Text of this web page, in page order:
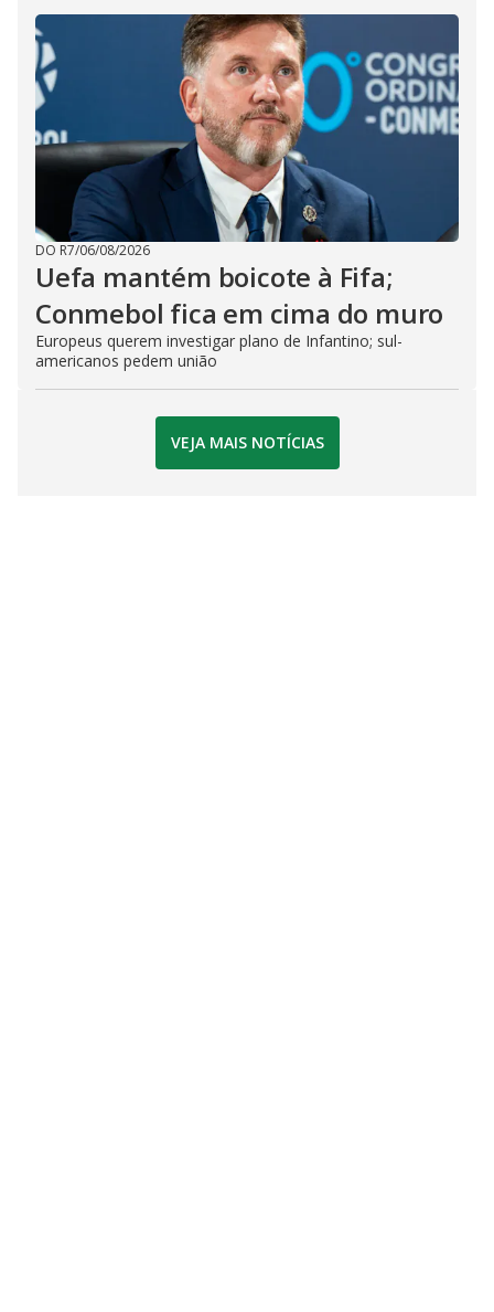
DO R7/06/08/2026
Uefa mantém boicote à Fifa;
Conmebol fica em cima do muro
Europeus querem investigar plano de Infantino; sul-
americanos pedem união
VEJA MAIS NOTÍCIAS